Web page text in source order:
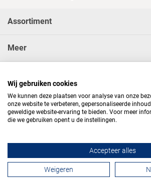
Assortiment
Meer
Algemene voorwaarden Privacy
Wij gebruiken cookies
We kunnen deze plaatsen voor analyse van onze
onze website te verbeteren, gepersonaliseerde
geweldige website-ervaring te bieden. Voor meer
die we gebruiken opent u de instellingen.
Accepteer alles
Weigeren